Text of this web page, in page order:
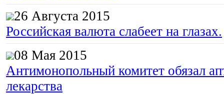
26 Августа 2015
Российская валюта слабеет на глазах.
08 Мая 2015
Антимонопольный комитет обязал
лекарства